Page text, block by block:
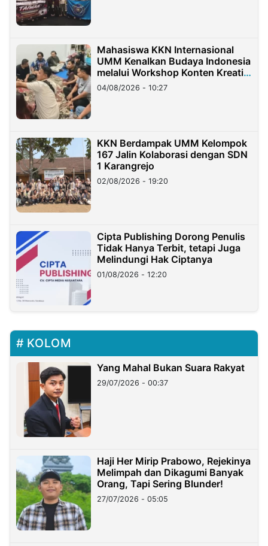
Mahasiswa KKN Internasional
UMM Kenalkan Budaya Indonesia
melalui Workshop Konten Kreatif
di Taiwan
04/08/2026 - 10:27
KKN Berdampak UMM Kelompok
167 Jalin Kolaborasi dengan SDN
1 Karangrejo
02/08/2026 - 19:20
Cipta Publishing Dorong Penulis
Tidak Hanya Terbit, tetapi Juga
Melindungi Hak Ciptanya
01/08/2026 - 12:20
KOLOM
Yang Mahal Bukan Suara Rakyat
29/07/2026 - 00:37
Haji Her Mirip Prabowo, Rejekinya
Melimpah dan Dikagumi Banyak
Orang, Tapi Sering Blunder!
27/07/2026 - 05:05